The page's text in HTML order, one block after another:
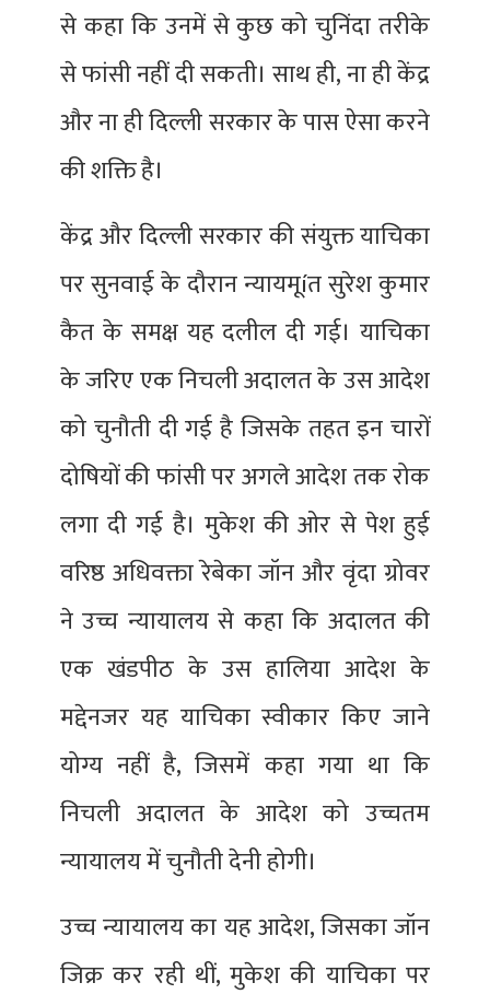
से कहा कि उनमें से कुछ को चुनिंदा तरीके
से फांसी नहीं दी सकती। साथ ही, ना ही केंद्र
और ना ही दिल्ली सरकार के पास ऐसा करने
की शक्ति है।
केंद्र और दिल्ली सरकार की संयुक्त याचिका
पर सुनवाई के दौरान न्यायमूíत सुरेश कुमार
कैत के समक्ष यह दलील दी गई। याचिका
के जरिए एक निचली अदालत के उस आदेश
को चुनौती दी गई है जिसके तहत इन चारों
दोषियों की फांसी पर अगले आदेश तक रोक
लगा दी गई है। मुकेश की ओर से पेश हुई
वरिष्ठ अधिवक्ता रेबेका जॉन और वृंदा ग्रोवर
ने उच्च न्यायालय से कहा कि अदालत की
एक खंडपीठ के उस हालिया आदेश के
मद्देनजर यह याचिका स्वीकार किए जाने
योग्य नहीं है, जिसमें कहा गया था कि
निचली अदालत के आदेश को उच्चतम
न्यायालय में चुनौती देनी होगी।
उच्च न्यायालय का यह आदेश, जिसका जॉन
जिक्र कर रही थीं, मुकेश की याचिका पर